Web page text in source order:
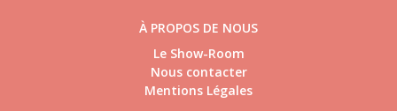
À PROPOS DE NOUS
Le Show-Room
Nous contacter
Mentions Légales